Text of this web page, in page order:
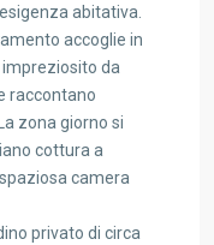
abitativa.
accoglie in
da
raccontano
zona giorno si
cottura a
camera
privato di circa